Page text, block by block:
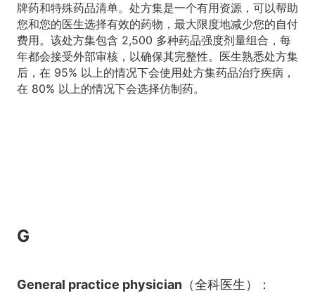
牌药和特殊药品清单。处方集是一个有用资源，可以帮助
您和您的医生选择有效的药物，最大限度地减少您的自付
费用。该处方集包含 2,500 多种药品强度剂量组合，每
年都会接受外部审核，以确保其完整性。医生熟悉处方集
后，在 95% 以上的情况下会使用处方集药品治疗疾病，
在 80% 以上的情况下会选择仿制药。
G
General practice physician（全科医生）：